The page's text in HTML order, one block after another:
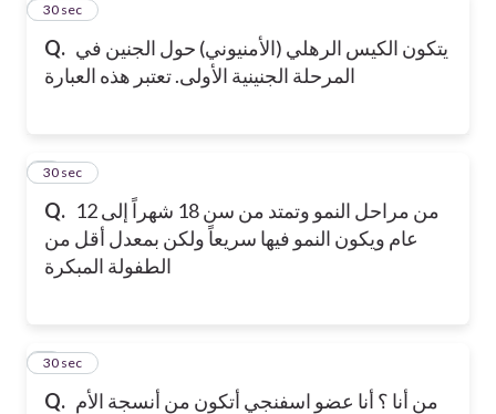
Q. يتكون الكيس الرهلي (الأمنيوني) حول الجنين في
المرحلة الجنينية الأولى. تعتبر هذه العبارة
4
30 sec
Q. من مراحل النمو وتمتد من سن 18 شهراً إلى 12
عام ويكون النمو فيها سريعاً ولكن بمعدل أقل من
الطفولة المبكرة
5
30 sec
Q. من أنا ؟ أنا عضو اسفنجي أتكون من أنسجة الأم
6
30 sec